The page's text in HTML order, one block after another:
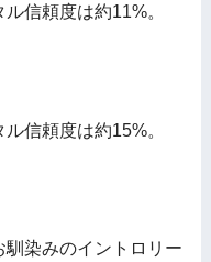
信頼度は約11%。
信頼度は約15%。
馴染みのイントロリー